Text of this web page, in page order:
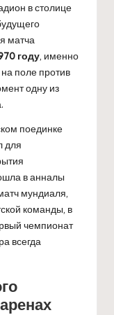
в столице
матча
году, именно
поле против
одну из
поединке
для
в анналы
мундиаля,
команды, в
чемпионат
всегда